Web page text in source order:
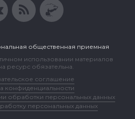
общественная приемная
использовании материалов
ресурс обязательна.
соглашение
конфиденциальности
обработки персональных данных
персональных данных